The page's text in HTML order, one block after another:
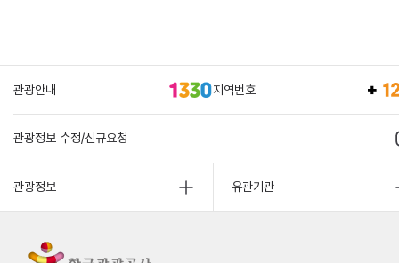
관광안내 지역번호
관광정보 수정/신규요청
관광정보 유관기관